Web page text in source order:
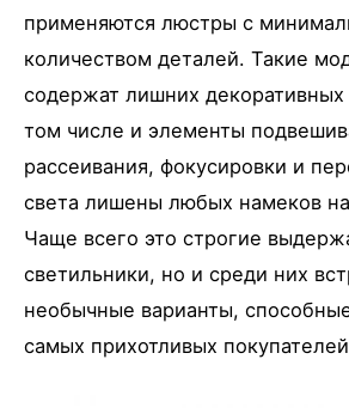
применяются люстры с
количеством деталей. Такие
содержат лишних
том числе и элементы
рассеивания, фокусировки и
света лишены любых намеков
Чаще всего это строгие
светильники, но и среди них
необычные варианты,
самых прихотливых